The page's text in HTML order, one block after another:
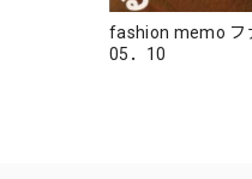
fashion memo ファ
05．10